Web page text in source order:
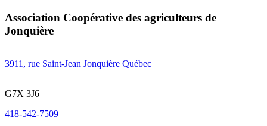
Association Coopérative des agriculteurs de
Jonquière
3911, rue Saint-Jean Jonquière Québec
G7X 3J6
418-542-7509